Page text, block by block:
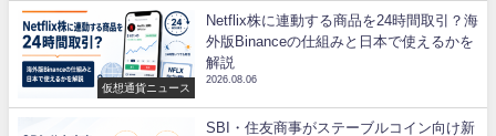
仮想通貨ニュース
Netflix株に連動する商品を24時間取引？海
外版Binanceの仕組みと日本で使えるかを
解説
2026.08.06
SBI・住友商事がステーブルコイン向け新